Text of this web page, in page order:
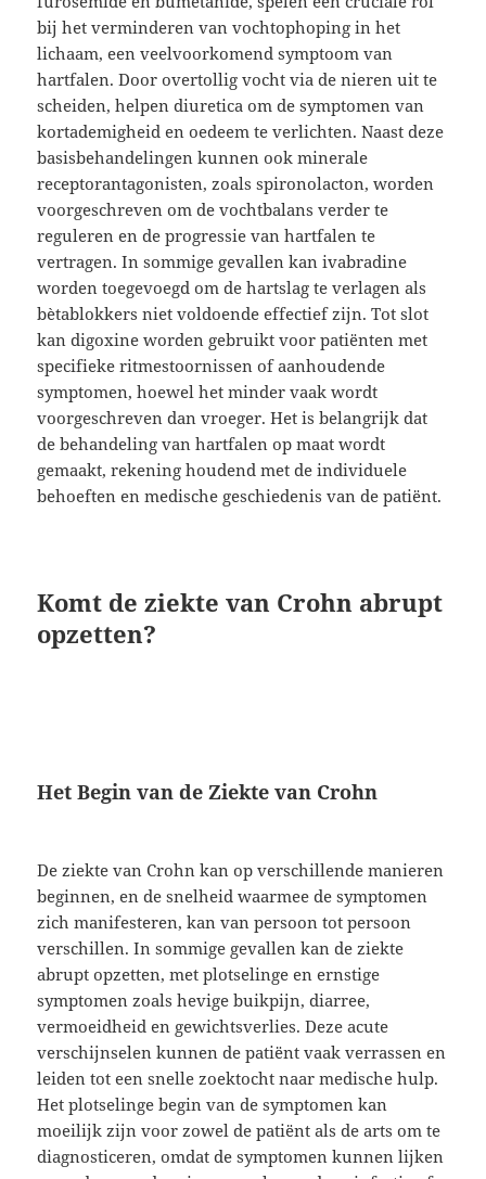
bij het verminderen van vochtophoping in het
lichaam, een veelvoorkomend symptoom van
hartfalen. Door overtollig vocht via de nieren uit te
scheiden, helpen diuretica om de symptomen van
kortademigheid en oedeem te verlichten. Naast deze
basisbehandelingen kunnen ook minerale
receptorantagonisten, zoals spironolacton, worden
voorgeschreven om de vochtbalans verder te
reguleren en de progressie van hartfalen te
vertragen. In sommige gevallen kan ivabradine
worden toegevoegd om de hartslag te verlagen als
bètablokkers niet voldoende effectief zijn. Tot slot
kan digoxine worden gebruikt voor patiënten met
specifieke ritmestoornissen of aanhoudende
symptomen, hoewel het minder vaak wordt
voorgeschreven dan vroeger. Het is belangrijk dat
de behandeling van hartfalen op maat wordt
gemaakt, rekening houdend met de individuele
behoeften en medische geschiedenis van de patiënt.
Komt de ziekte van Crohn abrupt
opzetten?
Het Begin van de Ziekte van Crohn
De ziekte van Crohn kan op verschillende manieren
beginnen, en de snelheid waarmee de symptomen
zich manifesteren, kan van persoon tot persoon
verschillen. In sommige gevallen kan de ziekte
abrupt opzetten, met plotselinge en ernstige
symptomen zoals hevige buikpijn, diarree,
vermoeidheid en gewichtsverlies. Deze acute
verschijnselen kunnen de patiënt vaak verrassen en
leiden tot een snelle zoektocht naar medische hulp.
Het plotselinge begin van de symptomen kan
moeilijk zijn voor zowel de patiënt als de arts om te
diagnosticeren, omdat de symptomen kunnen lijken